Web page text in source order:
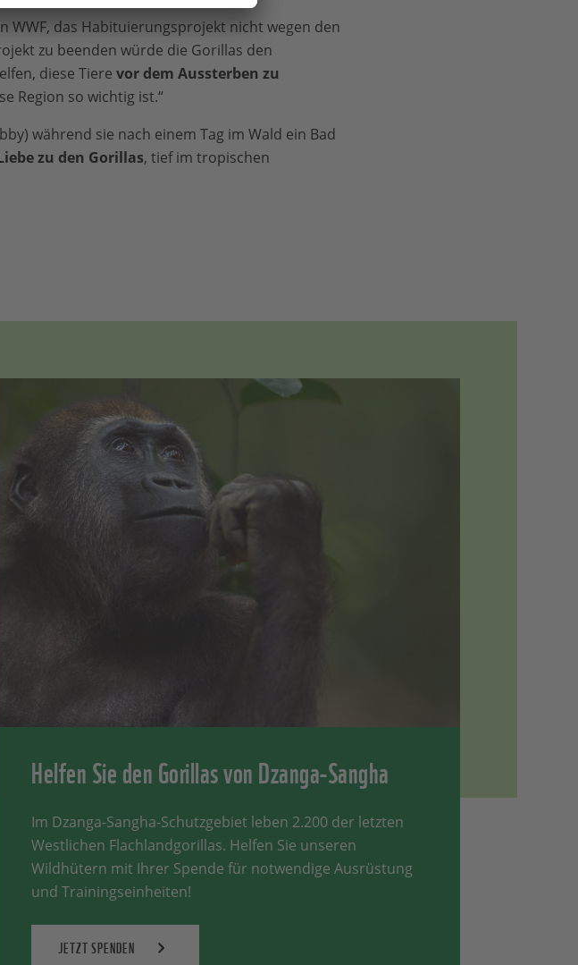
WWF, das Habituierungsprojekt nicht wegen den
zu beenden würde die Gorillas den
diese Tiere vor dem Aussterben zu
Region so wichtig ist.“
während sie nach einem Tag im Wald ein Bad
zu den Gorillas, tief im tropischen
Helfen Sie den Gorillas von Dzanga-Sangha
Im Dzanga-Sangha-Schutzgebiet leben 2.200 der letzten
Westlichen Flachlandgorillas. Helfen Sie unseren
Wildhütern mit Ihrer Spende für notwendige Ausrüstung
und Trainingseinheiten!
JETZT SPENDEN